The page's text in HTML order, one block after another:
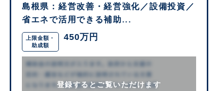
島根県：経営改善・経営強化／設備投資／
省エネで活用できる補助...
上限金額・
助成額
450万円
登録するとご覧いただけます